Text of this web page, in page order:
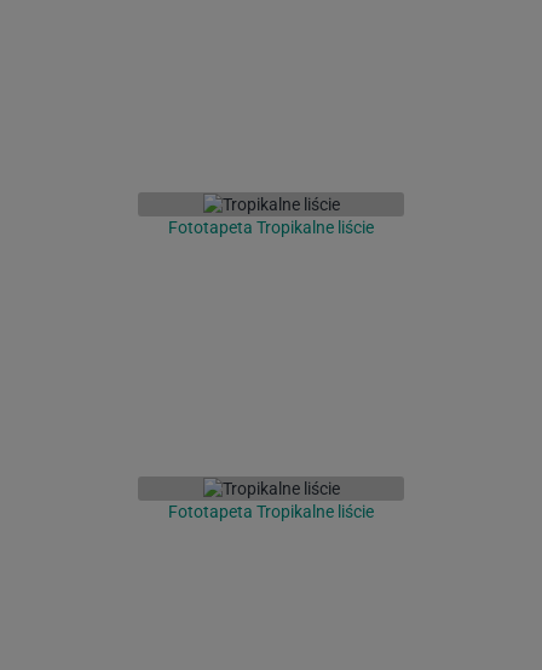
Fototapeta Tropikalne liście
Fototapeta Tropikalne liście